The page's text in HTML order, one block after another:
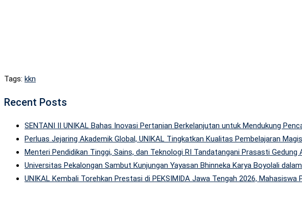
Tags: kkn
Recent Posts
SENTANI II UNIKAL Bahas Inovasi Pertanian Berkelanjutan untuk Mendukung
Perluas Jejaring Akademik Global, UNIKAL Tingkatkan Kualitas Pembelajaran
Menteri Pendidikan Tinggi, Sains, dan Teknologi RI Tandatangani Prasasti Gedung
Universitas Pekalongan Sambut Kunjungan Yayasan Bhinneka Karya Boyolali
UNIKAL Kembali Torehkan Prestasi di PEKSIMIDA Jawa Tengah 2026, Mahasiswa